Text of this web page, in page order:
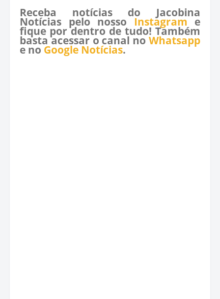
Receba notícias do Jacobina
Notícias pelo nosso Instagram e
fique por dentro de tudo! Também
basta acessar o canal no Whatsapp
e no Google Notícias.